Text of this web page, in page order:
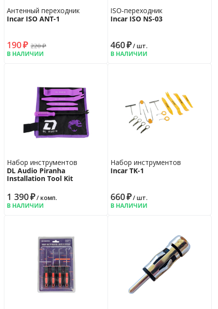
Антенный переходник
Incar ISO ANT-1
190₽ 220₽
В НАЛИЧИИ
ISO-переходник
Incar ISO NS-03
460₽/ шт.
В НАЛИЧИИ
Набор инструментов
DL Audio Piranha
Installation Tool Kit
1 390₽/ комп.
В НАЛИЧИИ
Набор инструментов
Incar TK-1
660₽/ шт.
В НАЛИЧИИ